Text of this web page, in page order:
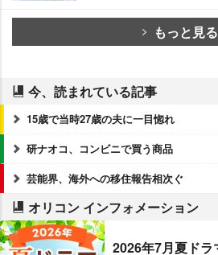
もっと見る
今、読まれている記事
15歳で当時27歳の夫に一目惚れ
研ナオコ、コンビニで買う商品
芸能界、海外への移住報告相次ぐ
オリコン インフォメーション
2026年7月夏ド